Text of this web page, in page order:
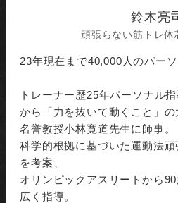
鈴木亮
頑張らない筋トレ
23年現在まで40,000人のパー
トレーナー歴25年パーソナル
から「力を抜いて動くこと」
名誉教授小林寛道先生に師事。
科学的根拠に基づいた運動法
を考案、
オリンピックアスリートから
広く指導。